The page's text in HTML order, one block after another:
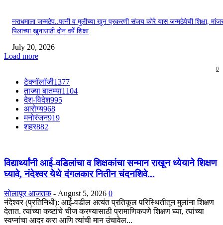
नराधमाला जन्मठेप..पत्नी व मुलीच्या खून प्रकरणी संजय कोरे यास जन्मठेपेची शिक्षा,
पिलाच्या खुनासाठी दोन वर्षे शिक्षा
July 20, 2026
Load more
0
टेक्नॉलॉजी1377
ताज्या बातम्या1104
देश-विदेश995
आरोग्य968
मनोरंजन919
शहर882
विद्यार्थ्यांनी आई-वडिलांचा व शिक्षकांचा सन्मान राखून ध्येयाने शिक्षण
घ्यावे, नंदेश्वर येथे दंगलकार नितीन चंदनशिवे...
सोलापूर आजतक - August 5, 2026 0
नंदेश्वर (प्रतिनिधी): आई-वडील अत्यंत प्रतिकूल परिस्थितीतून मुलांना शिक्षण
देतात. त्यांच्या कष्टांचे चीज करण्यासाठी प्रामाणिकपणे शिक्षण घ्या, त्यांच्या
स्वप्नांचा आदर करा आणि त्यांची मान उंचावेल...